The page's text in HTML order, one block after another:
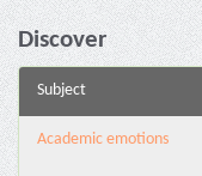
Discover
Subject
Academic emotions